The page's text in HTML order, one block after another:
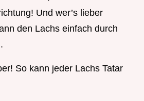
Und wer’s lieber
den Lachs einfach durch
So kann jeder Lachs Tatar